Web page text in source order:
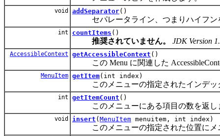
void addSeparator()
セパレータライン、つまりハイフン
int countItems ()
推奨されていません。 JDK Version
AccessibleContext getAccessibleContext ()
この Menu に関連した
MenuItem getItem(int index)
このメニューの指定されたインデッ
int getItemCount ()
このメニューにある項目の数を返し
void insert ( MenuItem menuitem, int index)
このメニューの指定された位置にメ